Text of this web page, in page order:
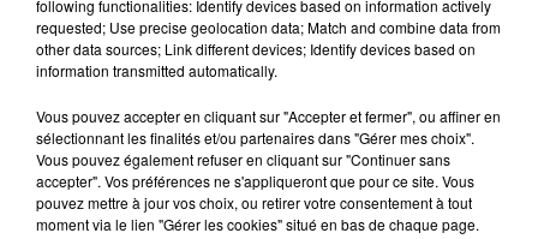
Musique
Madonna sort enfin le remix de « Love
Sensation » avec Kylie Minogue
following functionalities: Identify devices based on information actively
requested; Use precise geolocation data; Match and combine data from
other data sources; Link different devices; Identify devices based on
information transmitted automatically.
Vous pouvez accepter en cliquant sur "Accepter et fermer", ou affiner en
sélectionnant les finalités et/ou partenaires dans "Gérer mes choix".
Vous pouvez également refuser en cliquant sur "Continuer sans
accepter". Vos préférences ne s'appliqueront que pour ce site. Vous
pouvez mettre à jour vos choix, ou retirer votre consentement à tout
moment via le lien "Gérer les cookies" situé en bas de chaque page.